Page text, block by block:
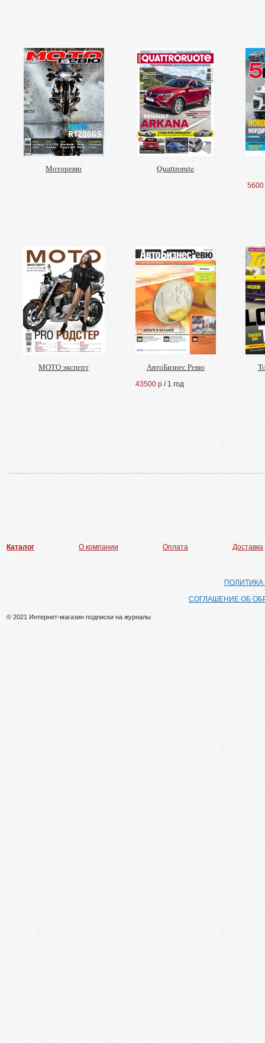
Моторевю Quattrorute
5600
МОТО эксперт АвтоБизнес Ревю
43500 р / 1 год
Каталог О компании Оплата Доставка
СОГЛАШЕНИЕ ОБ
© 2021 Интернет-магазин подписки на журналы